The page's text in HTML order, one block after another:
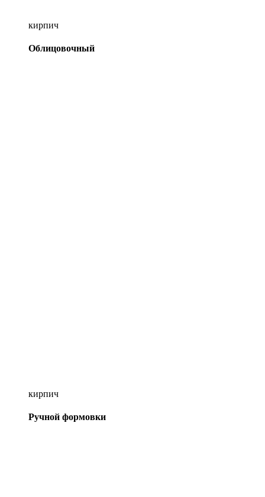
кирпич
Облицовочный
кирпич
Ручной формовки